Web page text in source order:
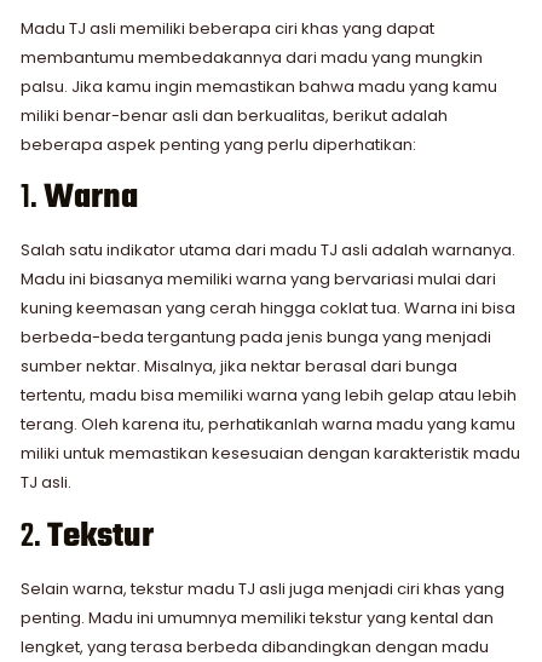
Madu TJ asli memiliki beberapa ciri khas yang dapat
membantumu membedakannya dari madu yang mungkin
palsu. Jika kamu ingin memastikan bahwa madu yang kamu
miliki benar-benar asli dan berkualitas, berikut adalah
beberapa aspek penting yang perlu diperhatikan:
1.Warna
Salah satu indikator utama dari madu TJ asli adalah warnanya.
Madu ini biasanya memiliki warna yang bervariasi mulai dari
kuning keemasan yang cerah hingga coklat tua. Warna ini bisa
berbeda-beda tergantung pada jenis bunga yang menjadi
sumber nektar. Misalnya, jika nektar berasal dari bunga
tertentu, madu bisa memiliki warna yang lebih gelap atau lebih
terang. Oleh karena itu, perhatikanlah warna madu yang kamu
miliki untuk memastikan kesesuaian dengan karakteristik madu
TJ asli.
2.Tekstur
Selain warna, tekstur madu TJ asli juga menjadi ciri khas yang
penting. Madu ini umumnya memiliki tekstur yang kental dan
lengket, yang terasa berbeda dibandingkan dengan madu